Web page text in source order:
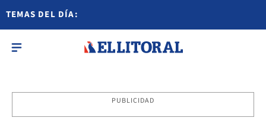
TEMAS DEL DÍA:
PUBLICIDAD